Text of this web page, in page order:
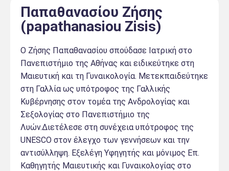
Παπαθανασίου Ζήσης
(papathanasiou Zisis)
Ο Ζήσης Παπαθανασίου σπούδασε Ιατρική στο
Πανεπιστήμιο της Αθήνας και ειδικεύτηκε στη
Μαιευτική και τη Γυναικολογία. Μετεκπαιδεύτηκε
στη Γαλλία ως υπότροφος της Γαλλικής
Κυβέρνησης στον τομέα της Ανδρολογίας και
Σεξολογίας στο Πανεπιστήμιο της
Λυών.Διετέλεσε στη συνέχεια υπότροφος της
UNESCO στον έλεγχο των γεννήσεων και την
αντισύλληψη. Εξελέγη Υφηγητής και μόνιμος Επ.
Καθηγητής Μαιευτικής και Γυναικολογίας στο